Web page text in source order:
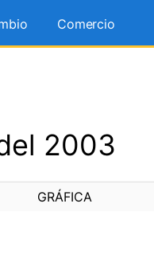
Comercio
2003
GRÁFICA